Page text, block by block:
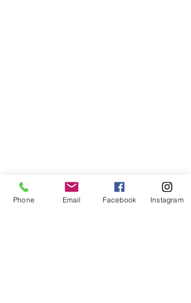
Phone Email Facebook Instagram